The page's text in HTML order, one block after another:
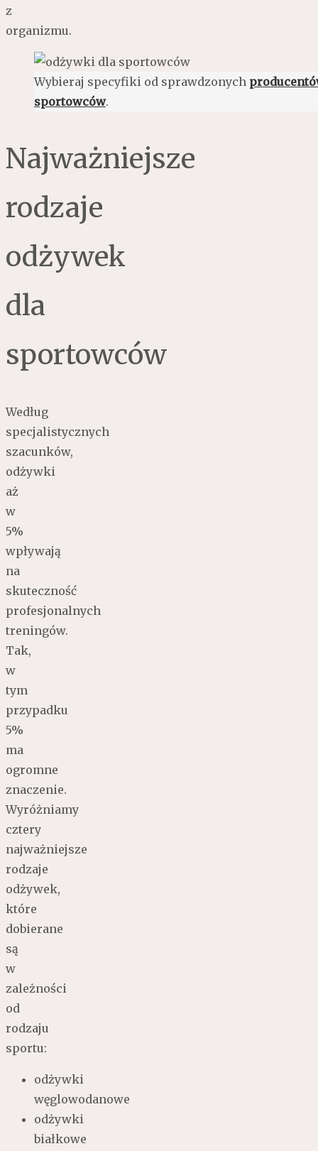
z
organizmu.
Wybieraj specyfiki od sprawdzonych
sportowców.
Najważniejsze
rodzaje
odżywek
dla
sportowców
Według
specjalistycznych
szacunków,
odżywki
aż
w
5%
wpływają
na
skuteczność
profesjonalnych
treningów.
Tak,
w
tym
przypadku
5%
ma
ogromne
znaczenie.
Wyróżniamy
cztery
najważniejsze
rodzaje
odżywek,
które
dobierane
są
w
zależności
od
rodzaju
sportu:
odżywki
węglowodanowe
odżywki
białkowe